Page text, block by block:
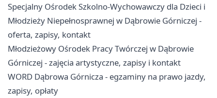
Specjalny Ośrodek Szkolno-Wychowawczy dla Dzieci i
Młodzieży Niepełnosprawnej w Dąbrowie Górniczej -
oferta, zapisy, kontakt
Młodzieżowy Ośrodek Pracy Twórczej w Dąbrowie
Górniczej - zajęcia artystyczne, zapisy i kontakt
WORD Dąbrowa Górnicza - egzaminy na prawo jazdy,
zapisy, opłaty